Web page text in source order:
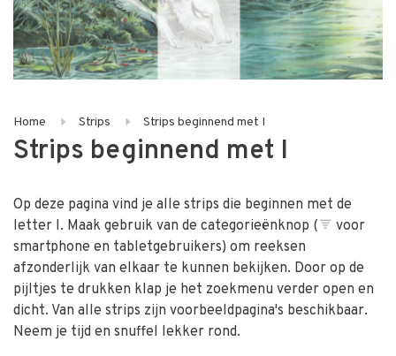
Home Strips Strips beginnend met I
Strips beginnend met I
Op deze pagina vind je alle strips die beginnen met de
letter I. Maak gebruik van de categorieënknop (
voor
smartphone en tabletgebruikers) om reeksen
afzonderlijk van elkaar te kunnen bekijken. Door op de
pijltjes te drukken klap je het zoekmenu verder open en
dicht. Van alle strips zijn voorbeeldpagina's beschikbaar.
Neem je tijd en snuffel lekker rond.